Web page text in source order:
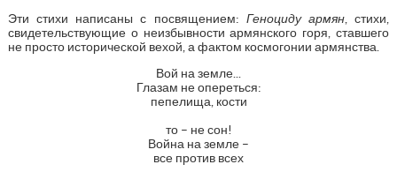
Эти стихи написаны с посвящением: Геноциду армян , стихи,
свидетельствующие о неизбывности армянского горя, ставшего
не просто исторической вехой, а фактом космогонии армянства.
Вой на земле...
Глазам не опереться:
пепелища, кости
то – не сон!
Война на земле –
все против всех